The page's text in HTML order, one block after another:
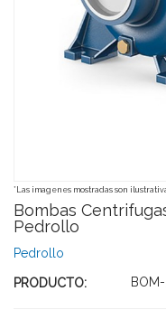
*Las imagenes mostradas son
Bombas
Pedrollo
Pedrollo
PRODUCTO: